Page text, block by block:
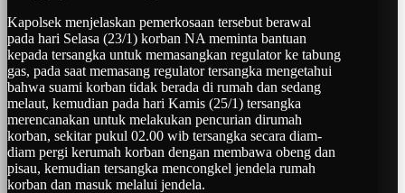
Kapolsek menjelaskan pemerkosaan tersebut berawal
pada hari Selasa (23/1) korban NA meminta bantuan
kepada tersangka untuk memasangkan regulator ke tabung
gas, pada saat memasang regulator tersangka mengetahui
bahwa suami korban tidak berada di rumah dan sedang
melaut, kemudian pada hari Kamis (25/1) tersangka
merencanakan untuk melakukan pencurian dirumah
korban, sekitar pukul 02.00 wib tersangka secara diam-
diam pergi kerumah korban dengan membawa obeng dan
pisau, kemudian tersangka mencongkel jendela rumah
korban dan masuk melalui jendela.